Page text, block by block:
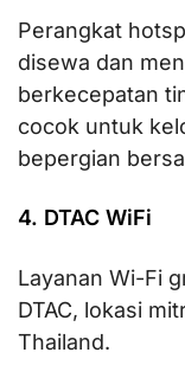
Perangkat
disewa dan
berkecepatan
cocok untuk
bepergian
4. DTAC WiFi
Layanan Wi-Fi
DTAC, lokasi
Thailand.